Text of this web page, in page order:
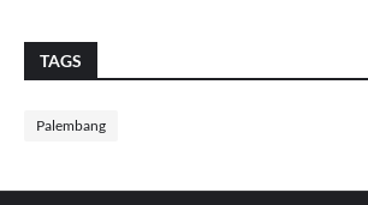
TAGS
Palembang